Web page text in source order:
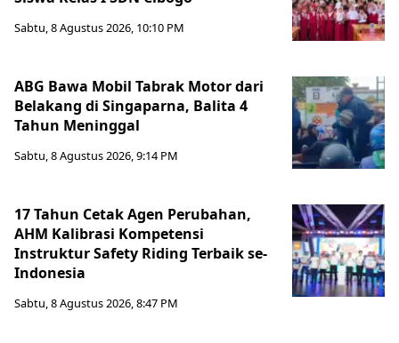
Sabtu, 8 Agustus 2026, 10:10 PM
ABG Bawa Mobil Tabrak Motor dari
Belakang di Singaparna, Balita 4
Tahun Meninggal
Sabtu, 8 Agustus 2026, 9:14 PM
17 Tahun Cetak Agen Perubahan,
AHM Kalibrasi Kompetensi
Instruktur Safety Riding Terbaik se-
Indonesia
Sabtu, 8 Agustus 2026, 8:47 PM